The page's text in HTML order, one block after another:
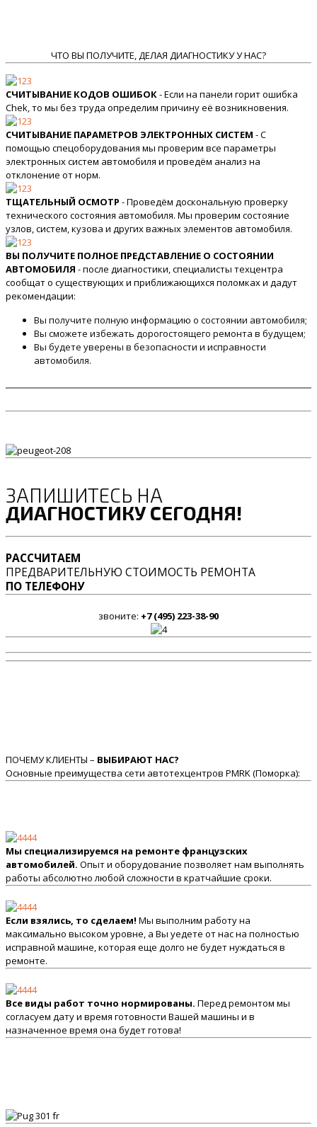
ЧТО ВЫ ПОЛУЧИТЕ, ДЕЛАЯ ДИАГНОСТИКУ У НАС?
СЧИТЫВАНИЕ КОДОВ ОШИБОК- Если на панели горит ошибка
Chek, то мы без труда определим причину её возникновения.
СЧИТЫВАНИЕ ПАРАМЕТРОВ ЭЛЕКТРОННЫХ СИСТЕМ - С
помощью спецоборудования мы проверим все параметры
электронных систем автомобиля и проведём анализ на
отклонение от норм.
ТЩАТЕЛЬНЫЙ ОСМОТР - Проведём доскональную проверку
технического состояния автомобиля. Мы проверим состояние
узлов, систем, кузова и других важных элементов автомобиля.
ВЫ ПОЛУЧИТЕ ПОЛНОЕ ПРЕДСТАВЛЕНИЕ О СОСТОЯНИИ
АВТОМОБИЛЯ - после диагностики, специалисты техцентра
сообщат о существующих и приближающихся поломках и дадут
рекомендации:
Вы получите полную информацию о состоянии автомобиля;
Вы сможете избежать дорогостоящего ремонта в будущем;
Вы будете уверены в безопасности и исправности
автомобиля.
ЗАПИШИТЕСЬ НА
ДИАГНОСТИКУ СЕГОДНЯ!
РАССЧИТАЕМ
ПРЕДВАРИТЕЛЬНУЮ СТОИМОСТЬ РЕМОНТА
ПО ТЕЛЕФОНУ
звоните: +7 (495) 223-38-90
ПОЧЕМУ КЛИЕНТЫ – ВЫБИРАЮТ НАС?
Основные преимущества сети автотехцентров PMRK (Поморка):
Мы специализируемся на ремонте французских
автомобилей. Опыт и оборудование позволяет нам выполнять
работы абсолютно любой сложности в кратчайшие сроки.
Если взялись, то сделаем! Мы выполним работу на
максимально высоком уровне, а Вы уедете от нас на полностью
исправной машине, которая еще долго не будет нуждаться в
ремонте.
Все виды работ точно нормированы. Перед ремонтом мы
согласуем дату и время готовности Вашей машины и в
назначенное время она будет готова!